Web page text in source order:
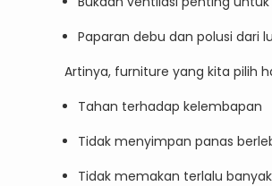
Paparan debu dan polusi dari
Artinya, furniture yang kita pilih
Tahan terhadap kelembapan
Tidak menyimpan panas
Tidak memakan terlalu